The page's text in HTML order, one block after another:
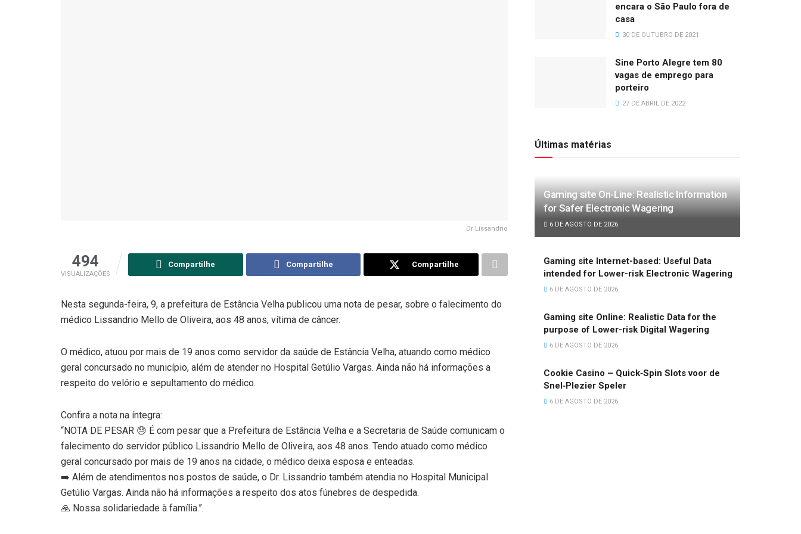
Dr Lissandrio
494
VISUALIZAÇÕES
Compartilhe Compartilhe Compartilhe
Nesta segunda-feira, 9, a prefeitura de Estância Velha publicou uma nota de pesar, sobre o falecimento do
médico Lissandrio Mello de Oliveira, aos 48 anos, vítima de câncer.
O médico, atuou por mais de 19 anos como servidor da saúde de Estância Velha, atuando como médico
geral concursado no município, além de atender no Hospital Getúlio Vargas. Ainda não há informações a
respeito do velório e sepultamento do médico.
Confira a nota na íntegra:
“NOTA DE PESAR 😓 É com pesar que a Prefeitura de Estância Velha e a Secretaria de Saúde comunicam o
falecimento do servidor público Lissandrio Mello de Oliveira, aos 48 anos. Tendo atuado como médico
geral concursado por mais de 19 anos na cidade, o médico deixa esposa e enteadas.
➡️ Além de atendimentos nos postos de saúde, o Dr. Lissandrio também atendia no Hospital Municipal
Getúlio Vargas. Ainda não há informações a respeito dos atos fúnebres de despedida.
🙏 Nossa solidariedade à família.”.
encara o São Paulo fora de
casa
30 DE OUTUBRO DE 2021
Sine Porto Alegre tem 80
vagas de emprego para
porteiro
27 DE ABRIL DE 2022
Últimas matérias
Gaming site On-Line: Realistic Information
for Safer Electronic Wagering
6 DE AGOSTO DE 2026
Gaming site Internet-based: Useful Data
intended for Lower-risk Electronic Wagering
6 DE AGOSTO DE 2026
Gaming site Online: Realistic Data for the
purpose of Lower-risk Digital Wagering
6 DE AGOSTO DE 2026
Cookie Casino – Quick‑Spin Slots voor de
Snel‑Plezier Speler
6 DE AGOSTO DE 2026